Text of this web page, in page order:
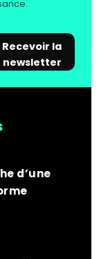
Recevoir la
newsletter
d’une